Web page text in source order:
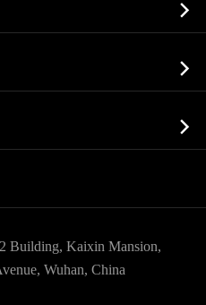



Building, Kaixin Mansion,
Wuhan, China